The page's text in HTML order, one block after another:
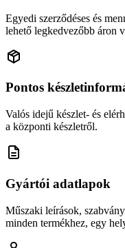
Egyedi szerződéses és
lehető legkedvezőbb áron
Pontos
Valós idejű készlet- és
a központi készletről.
Gyártói adatlapok
Műszaki leírások,
minden termékhez, egy